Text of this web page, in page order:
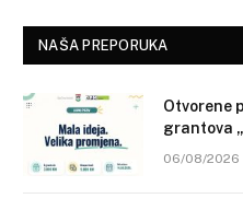
NAŠA PREPORUKA
Otvorene
grantova
06/08/2026